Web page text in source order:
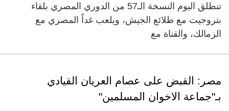
تنطلق اليوم النسخة الـ57 من الدوري المصري بلقاء
بتروجيت مع طلائع الجيش، ويلعب غداً المصري مع
الزمالك، والقناة مع
مصر: القبض على عصام العريان القيادي
بـ"جماعة الاخوان المسلمين"